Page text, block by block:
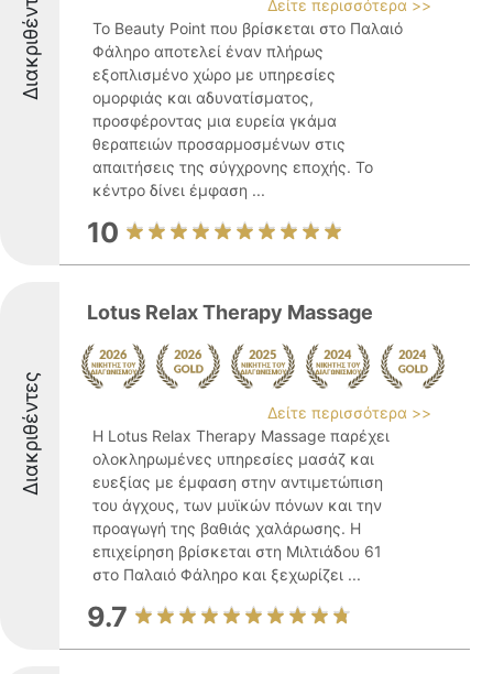
Διακριθέντες
Δείτε περισσότερα >>
Το Beauty Point που βρίσκεται στο Παλαιό
Φάληρο αποτελεί έναν πλήρως
εξοπλισμένο χώρο με υπηρεσίες
ομορφιάς και αδυνατίσματος,
προσφέροντας μια ευρεία γκάμα
θεραπειών προσαρμοσμένων στις
απαιτήσεις της σύγχρονης εποχής. Το
κέντρο δίνει έμφαση ...
10
Διακριθέντες
Lotus Relax Therapy Massage
Δείτε περισσότερα >>
Η Lotus Relax Therapy Massage παρέχει
ολοκληρωμένες υπηρεσίες μασάζ και
ευεξίας με έμφαση στην αντιμετώπιση
του άγχους, των μυϊκών πόνων και την
προαγωγή της βαθιάς χαλάρωσης. Η
επιχείρηση βρίσκεται στη Μιλτιάδου 61
στο Παλαιό Φάληρο και ξεχωρίζει ...
9.7